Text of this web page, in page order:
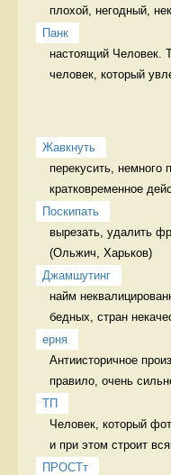
плохой, негодный,
Панк
настоящий Человек.
человек, который
Жавкнуть
перекусить, немного
кратковременное
Поскипать
вырезать, удалить
Джамшутинг
найм
бедных, стран
ерня
Антиисторичное
правило, очень
ТП
Человек, который
и при этом строит
ПРОСТт